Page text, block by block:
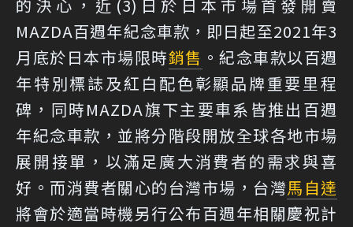
的決心，近(3)日於日本市場首發開賣
MAZDA百週年紀念車款，即日起至2021年3
月底於日本市場限時銷售 。紀念車款以百週
年特別標誌及紅白配色彰顯品牌重要里程
碑，同時MAZDA旗下主要車系皆推出百週
年紀念車款，並將分階段開放全球各地市場
展開接單，以滿足廣大消費者的需求與喜
好。而消費者關心的台灣市場，台灣馬自達
將會於適當時機另行公布百週年相關慶祝計